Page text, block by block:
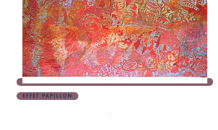
EFFET PAPILLON